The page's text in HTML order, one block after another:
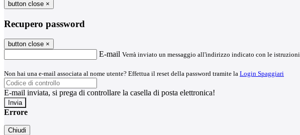
button close ×
Recupero password
button close ×
E-mail Verrà inviato un messaggio all'indirizzo indicato con le istruzioni
Non hai una e-mail associata al nome utente? Effettua il reset della password tramite la Login Spaggiari
E-mail inviata, si prega di controllare la casella di posta elettronica!
Errore
Chiudi